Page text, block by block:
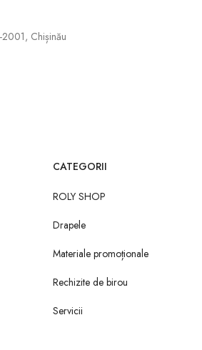
Chișinău
CATEGORII
ROLY SHOP
Drapele
Materiale promoționale
Rechizite de birou
Servicii